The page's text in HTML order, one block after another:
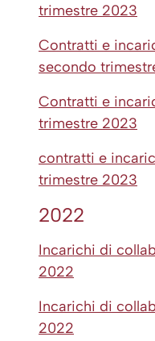
trimestre 2023
Contratti e
secondo
Contratti e
trimestre 2023
contratti e
trimestre 2023
2022
Incarichi di
2022
Incarichi di
2022